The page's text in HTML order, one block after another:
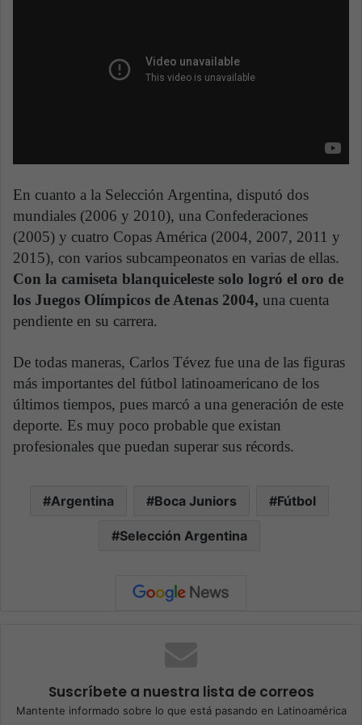
En cuanto a la Selección Argentina, disputó dos
mundiales (2006 y 2010), una Confederaciones
(2005) y cuatro Copas América (2004, 2007, 2011 y
2015), con varios subcampeonatos en varias de ellas.
Con la camiseta blanquiceleste solo logró el oro de
los Juegos Olímpicos de Atenas 2004, una cuenta
pendiente en su carrera.
De todas maneras, Carlos Tévez fue una de las figuras
más importantes del fútbol latinoamericano de los
últimos tiempos, pues marcó a una generación de este
deporte. Es muy poco probable que existan
profesionales que puedan superar sus récords.
Argentina Boca Juniors Fútbol
Selección Argentina
Suscríbete a nuestra lista de correos
Mantente informado sobre lo que está pasando en Latinoamérica